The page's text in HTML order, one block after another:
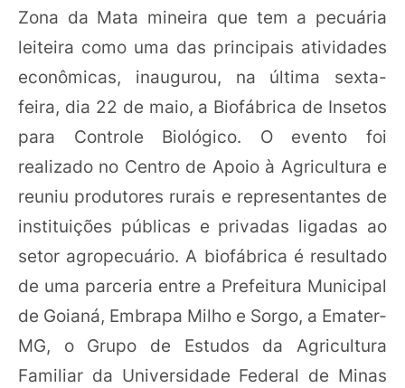
Zona da Mata mineira que tem a pecuária
leiteira como uma das principais atividades
econômicas, inaugurou, na última sexta-
feira, dia 22 de maio, a Biofábrica de Insetos
para Controle Biológico. O evento foi
realizado no Centro de Apoio à Agricultura e
reuniu produtores rurais e representantes de
instituições públicas e privadas ligadas ao
setor agropecuário. A biofábrica é resultado
de uma parceria entre a Prefeitura Municipal
de Goianá, Embrapa Milho e Sorgo, a Emater-
MG, o Grupo de Estudos da Agricultura
Familiar da Universidade Federal de Minas